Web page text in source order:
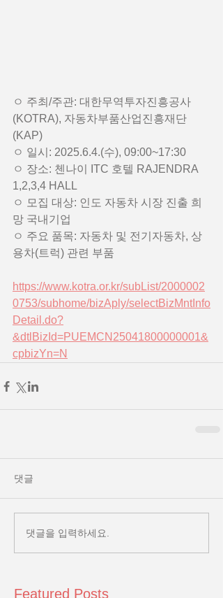
ㅇ 주최/주관: 대한무역투자진흥공사
(KOTRA), 자동차부품산업진흥재단
(KAP)
ㅇ 일시: 2025.6.4.(수), 09:00~17:30
ㅇ 장소: 첸나이 ITC 호텔 RAJENDRA
1,2,3,4 HALL
ㅇ 모집 대상: 인도 자동차 시장 진출 희
망 국내기업
ㅇ 주요 품목: 자동차 및 전기자동차, 상
용차(트럭) 관련 부품
https://www.kotra.or.kr/subList/2000002
0753/subhome/bizAply/selectBizMntInfo
Detail.do?
&dtlBizId=PUEMCN25041800000001&
cpbizYn=N
댓글
댓글을 입력하세요.
Featured Posts